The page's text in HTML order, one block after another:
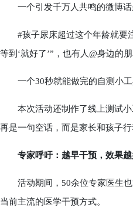
一个引发千万人共鸣的微博话
#孩子尿床超过这个年龄就要注
等到‘就好了’”，也有人@身边的
一个30秒就能做完的自测小
本次活动还制作了线上测试小
再是一句空话，而是家长和孩子行
专家呼吁：越早干预，效果
活动期间，50余位专家医生也
当前主流的医学干预方式。